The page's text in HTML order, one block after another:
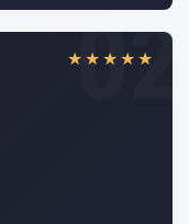
02
★★★★★